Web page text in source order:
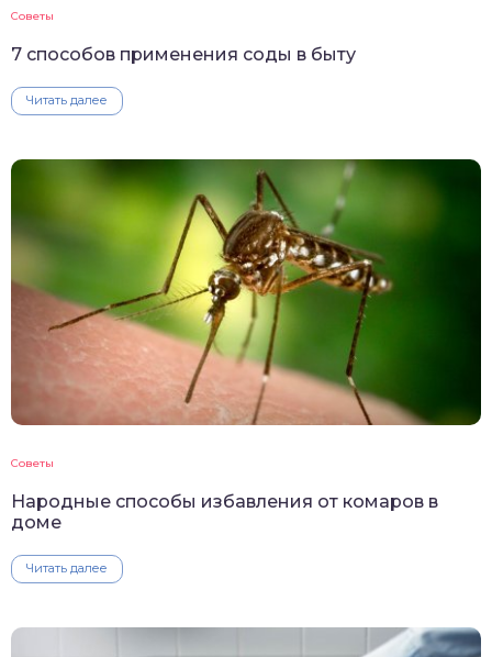
Советы
7 способов применения соды в быту
Читать далее
Советы
Народные способы избавления от комаров в
доме
Читать далее